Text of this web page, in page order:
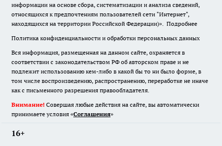
информации на основе сбора, систематизации и анализа сведений,
относящихся к предпочтениям пользователей сети "Интернет",
находящихся на территории Российской Федерации)». Подробнее
Политика конфиденциальности и обработки персональных данных
Вся информация, размещенная на данном сайте, охраняется в
соответствии с законодательством РФ об авторском праве и не
подлежит использованию кем-либо в какой бы то ни было форме, в
том числе воспроизведению, распространению, переработке не иначе
как с письменного разрешения правообладателя.
Внимание! Совершая любые действия на сайте, вы автоматически
принимаете условия «Cоглашения»
16+